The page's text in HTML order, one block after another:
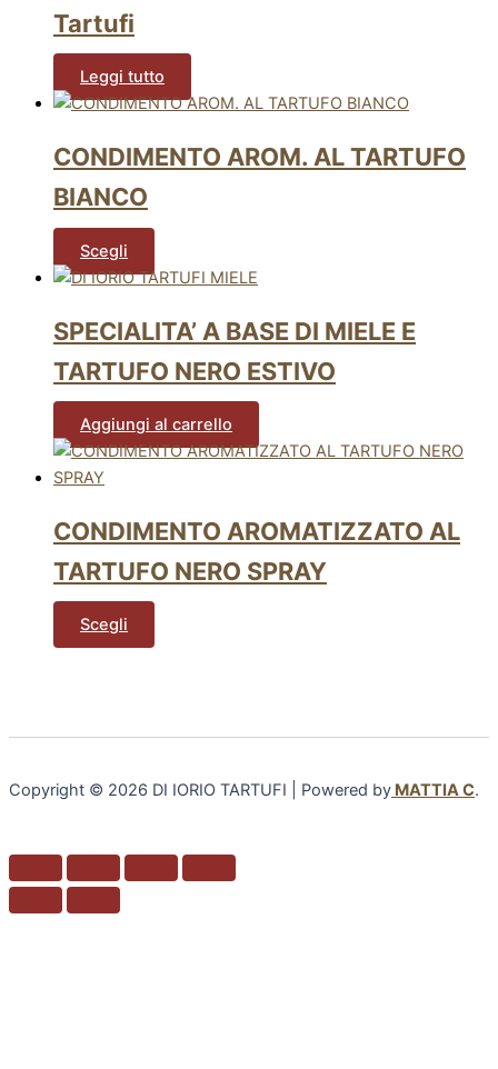
Tartufi
Leggi tutto
CONDIMENTO AROM. AL TARTUFO
BIANCO
Scegli
SPECIALITA’ A BASE DI MIELE E
TARTUFO NERO ESTIVO
Aggiungi al carrello
CONDIMENTO AROMATIZZATO AL
TARTUFO NERO SPRAY
Scegli
Copyright © 2026 DI IORIO TARTUFI | Powered by MATTIA C.